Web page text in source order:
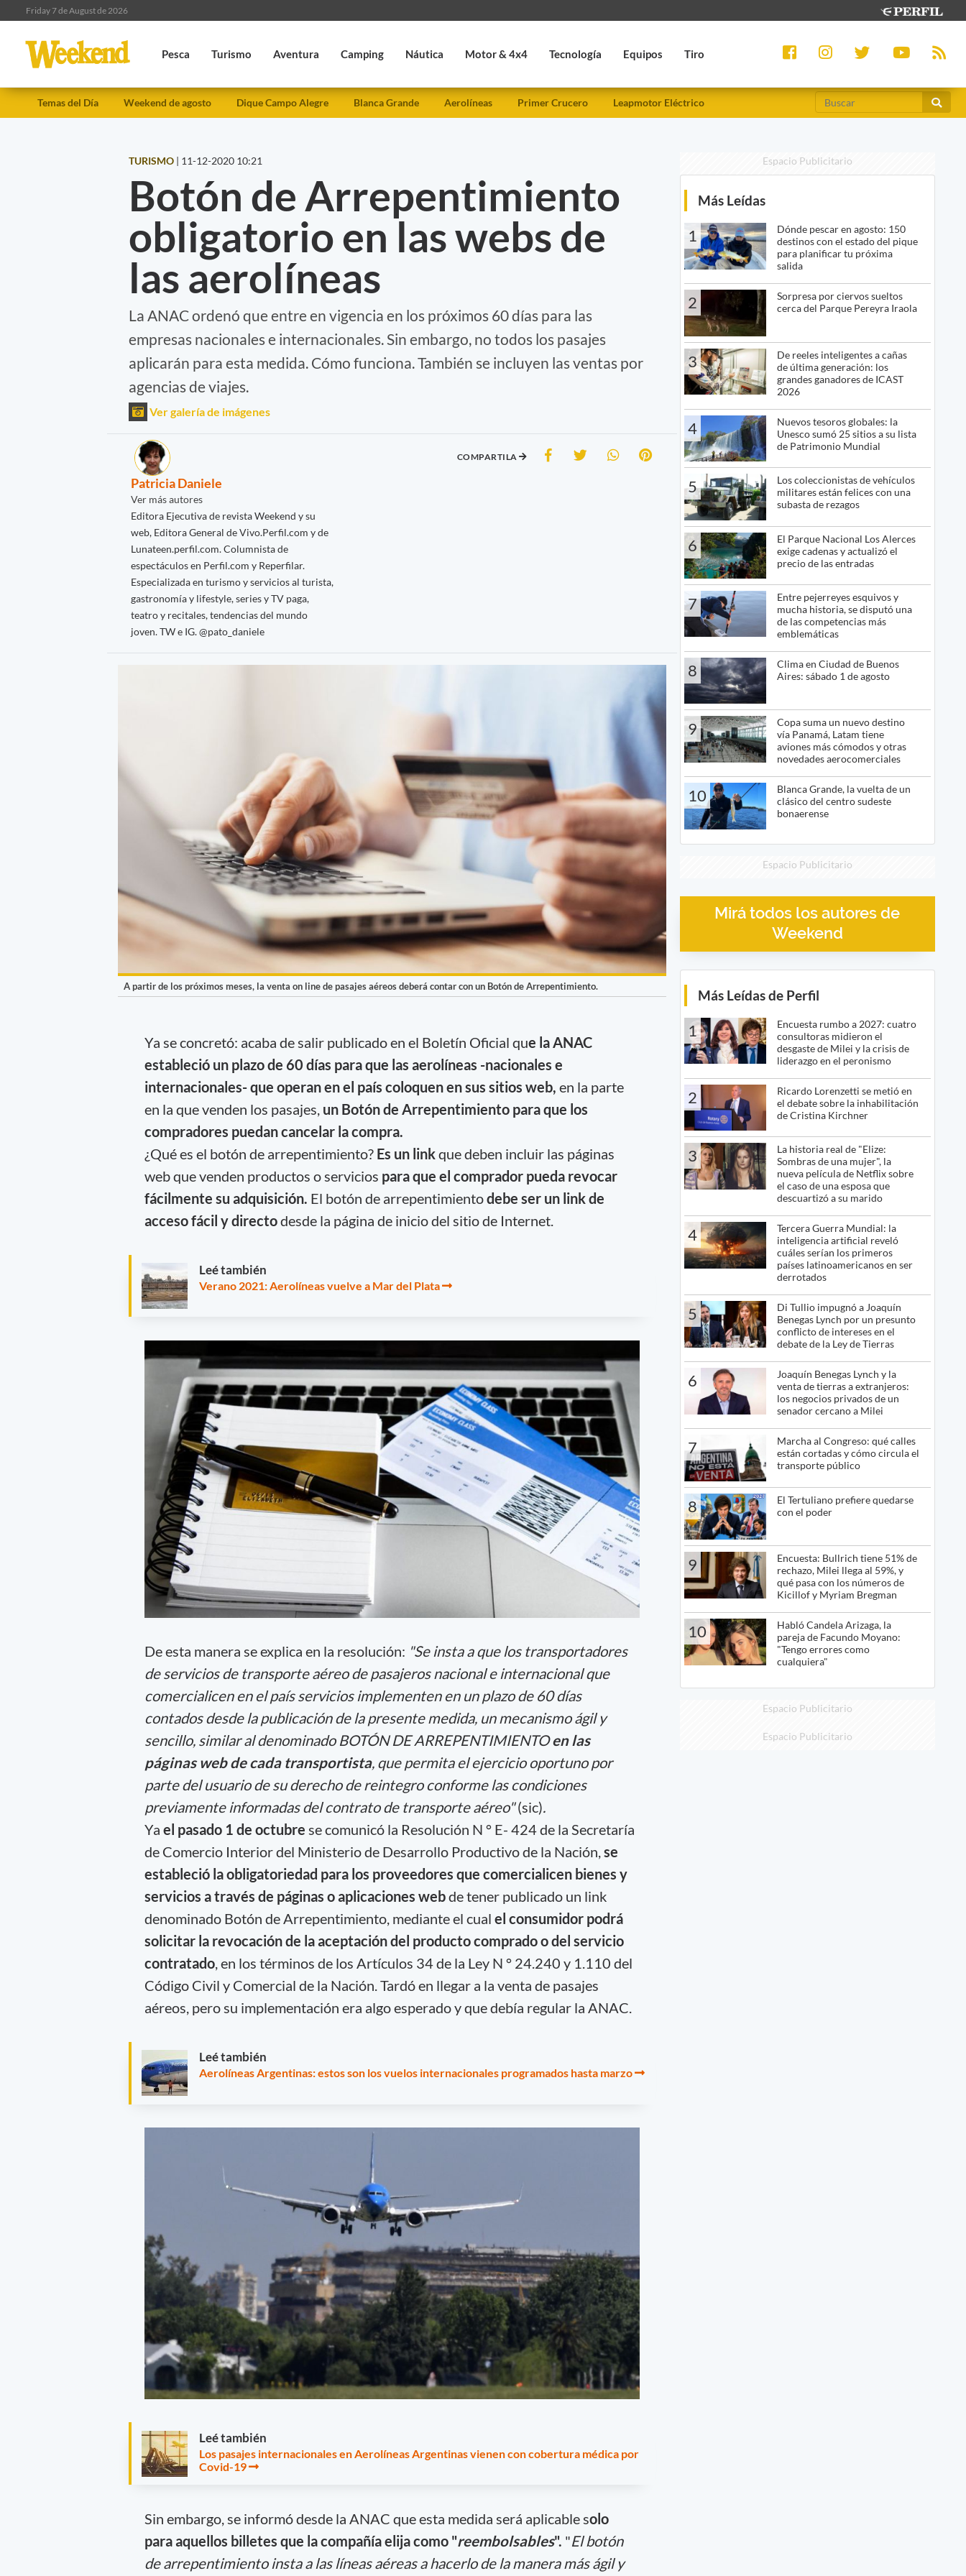
Friday 7 de August de 2026
Pesca Turismo Aventura Camping Náutica Motor & 4x4 Tecnología Equipos Tiro
Temas del Día Weekend de agosto Dique Campo Alegre Blanca Grande Aerolíneas Primer Crucero Leapmotor Eléctrico
TURISMO | 11-12-2020 10:21
Botón de Arrepentimiento
obligatorio en las webs de
las aerolíneas
La ANAC ordenó que entre en vigencia en los próximos 60 días para las
empresas nacionales e internacionales. Sin embargo, no todos los pasajes
aplicarán para esta medida. Cómo funciona. También se incluyen las ventas por
agencias de viajes.
Ver galería de imágenes
Patricia Daniele
Ver más autores
Editora Ejecutiva de revista Weekend y su
web, Editora General de Vivo.Perfil.com y de
Lunateen.perfil.com. Columnista de
espectáculos en Perfil.com y Reperfilar.
Especializada en turismo y servicios al turista,
gastronomía y lifestyle, series y TV paga,
teatro y recitales, tendencias del mundo
joven. TW e IG. @pato_daniele
COMPARTILA
A partir de los próximos meses, la venta on line de pasajes aéreos deberá contar con un Botón de Arrepentimiento.
Ya se concretó: acaba de salir publicado en el Boletín Oficial que la ANAC
estableció un plazo de 60 días para que las aerolíneas -nacionales e
internacionales- que operan en el país coloquen en sus sitios web, en la parte
en la que venden los pasajes, un Botón de Arrepentimiento para que los
compradores puedan cancelar la compra.
¿Qué es el botón de arrepentimiento?Es un linkque deben incluir las páginas
web que venden productos o servicios para que el comprador pueda revocar
fácilmente su adquisición. El botón de arrepentimientodebe ser un link de
acceso fácil y directodesde la página de inicio del sitio de Internet.
Leé también
Verano 2021: Aerolíneas vuelve a Mar del Plata
De esta manera se explica en la resolución: "Se insta a que los transportadores
de servicios de transporte aéreo de pasajeros nacional e internacional que
comercialicen en el país servicios implementen en un plazo de 60 días
contados desde la publicación de la presente medida, un mecanismo ágil y
sencillo, similar al denominado BOTÓN DE ARREPENTIMIENTOen las
páginas web de cada transportista, que permita el ejercicio oportuno por
parte del usuario de su derecho de reintegro conforme las condiciones
previamente informadas del contrato de transporte aéreo"(sic).
Ya el pasado 1 de octubre se comunicó la Resolución N ° E- 424 de la Secretaría
de Comercio Interior del Ministerio de Desarrollo Productivo de la Nación, se
estableció la obligatoriedad para los proveedores que comercialicen bienes y
servicios a través de páginas o aplicaciones webde tener publicado un link
denominado Botón de Arrepentimiento, mediante el cual el consumidor podrá
solicitar la revocación de la aceptación del producto comprado o del servicio
contratado, en los términos de los Artículos 34 de la Ley N ° 24.240 y 1.110 del
Código Civil y Comercial de la Nación. Tardó en llegar a la venta de pasajes
aéreos, pero su implementación era algo esperado y que debía regular la ANAC.
Leé también
Aerolíneas Argentinas: estos son los vuelos internacionales programados hasta marzo
Leé también
Los pasajes internacionales en Aerolíneas Argentinas vienen con cobertura médica por
Covid-19
Sin embargo, se informó desde la ANAC que esta medida será aplicable solo
para aquellos billetes que la compañía elija como "reembolsables". "El botón
de arrepentimiento insta a las líneas aéreas a hacerlo de la manera más ágil y
Espacio Publicitario
Más Leídas
1
Dónde pescar en agosto: 150
destinos con el estado del pique
para planificar tu próxima
salida
2
Sorpresa por ciervos sueltos
cerca del Parque Pereyra Iraola
3
De reeles inteligentes a cañas
de última generación: los
grandes ganadores de ICAST
2026
4
Nuevos tesoros globales: la
Unesco sumó 25 sitios a su lista
de Patrimonio Mundial
5
Los coleccionistas de vehículos
militares están felices con una
subasta de rezagos
6
El Parque Nacional Los Alerces
exige cadenas y actualizó el
precio de las entradas
7
Entre pejerreyes esquivos y
mucha historia, se disputó una
de las competencias más
emblemáticas
8
Clima en Ciudad de Buenos
Aires: sábado 1 de agosto
9
Copa suma un nuevo destino
vía Panamá, Latam tiene
aviones más cómodos y otras
novedades aerocomerciales
10
Blanca Grande, la vuelta de un
clásico del centro sudeste
bonaerense
Espacio Publicitario
Mirá todos los autores de
Weekend
Más Leídas de Perfil
1
Encuesta rumbo a 2027: cuatro
consultoras midieron el
desgaste de Milei y la crisis de
liderazgo en el peronismo
2
Ricardo Lorenzetti se metió en
el debate sobre la inhabilitación
de Cristina Kirchner
3
La historia real de "Elize:
Sombras de una mujer", la
nueva película de Netflix sobre
el caso de una esposa que
descuartizó a su marido
4
Tercera Guerra Mundial: la
inteligencia artificial reveló
cuáles serían los primeros
países latinoamericanos en ser
derrotados
5
Di Tullio impugnó a Joaquín
Benegas Lynch por un presunto
conflicto de intereses en el
debate de la Ley de Tierras
6
Joaquín Benegas Lynch y la
venta de tierras a extranjeros:
los negocios privados de un
senador cercano a Milei
7
Marcha al Congreso: qué calles
están cortadas y cómo circula el
transporte público
8
El Tertuliano prefiere quedarse
con el poder
9
Encuesta: Bullrich tiene 51% de
rechazo, Milei llega al 59%, y
qué pasa con los números de
Kicillof y Myriam Bregman
10
Habló Candela Arizaga, la
pareja de Facundo Moyano:
"Tengo errores como
cualquiera"
Espacio Publicitario
Espacio Publicitario